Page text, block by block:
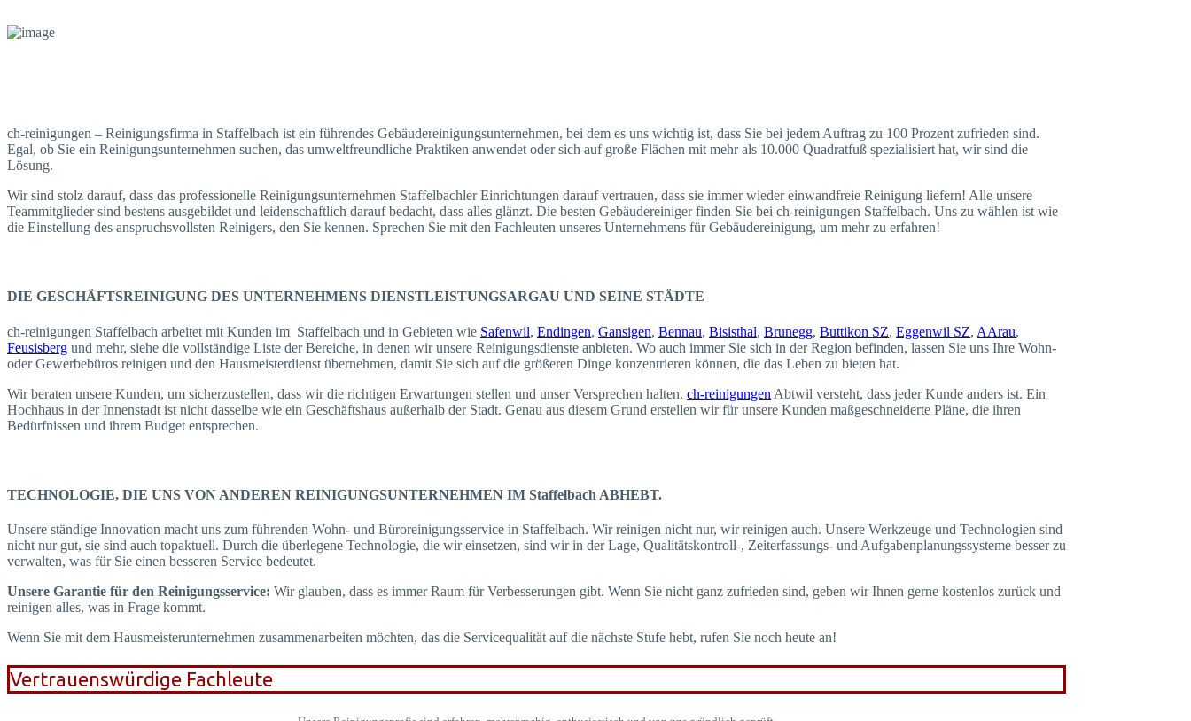
ch-reinigungen – Reinigungsfirma in Staffelbach ist ein führendes Gebäudereinigungsunternehmen, bei dem es uns wichtig ist, dass Sie bei jedem Auftrag zu 100 Prozent zufrieden sind.
Egal, ob Sie ein Reinigungsunternehmen suchen, das umweltfreundliche Praktiken anwendet oder sich auf große Flächen mit mehr als 10.000 Quadratfuß spezialisiert hat, wir sind die
Lösung.
Wir sind stolz darauf, dass das professionelle Reinigungsunternehmen Staffelbachler Einrichtungen darauf vertrauen, dass sie immer wieder einwandfreie Reinigung liefern! Alle unsere
Teammitglieder sind bestens ausgebildet und leidenschaftlich darauf bedacht, dass alles glänzt. Die besten Gebäudereiniger finden Sie bei ch-reinigungen Staffelbach. Uns zu wählen ist wie
die Einstellung des anspruchsvollsten Reinigers, den Sie kennen. Sprechen Sie mit den Fachleuten unseres Unternehmens für Gebäudereinigung, um mehr zu erfahren!
DIE GESCHÄFTSREINIGUNG DES UNTERNEHMENS DIENSTLEISTUNGSARGAU UND SEINE STÄDTE
ch-reinigungen Staffelbach arbeitet mit Kunden im Staffelbach und in Gebieten wie Safenwil, Endingen, Gansigen, Bennau, Bisisthal, Brunegg, Buttikon SZ, Eggenwil SZ, AArau,
Feusisberg und mehr, siehe die vollständige Liste der Bereiche, in denen wir unsere Reinigungsdienste anbieten. Wo auch immer Sie sich in der Region befinden, lassen Sie uns Ihre Wohn-
oder Gewerbebüros reinigen und den Hausmeisterdienst übernehmen, damit Sie sich auf die größeren Dinge konzentrieren können, die das Leben zu bieten hat.
Wir beraten unsere Kunden, um sicherzustellen, dass wir die richtigen Erwartungen stellen und unser Versprechen halten. ch-reinigungen Abtwil versteht, dass jeder Kunde anders ist. Ein
Hochhaus in der Innenstadt ist nicht dasselbe wie ein Geschäftshaus außerhalb der Stadt. Genau aus diesem Grund erstellen wir für unsere Kunden maßgeschneiderte Pläne, die ihren
Bedürfnissen und ihrem Budget entsprechen.
TECHNOLOGIE, DIE UNS VON ANDEREN REINIGUNGSUNTERNEHMEN IM Staffelbach ABHEBT.
Unsere ständige Innovation macht uns zum führenden Wohn- und Büroreinigungsservice in Staffelbach. Wir reinigen nicht nur, wir reinigen auch. Unsere Werkzeuge und Technologien sind
nicht nur gut, sie sind auch topaktuell. Durch die überlegene Technologie, die wir einsetzen, sind wir in der Lage, Qualitätskontroll-, Zeiterfassungs- und Aufgabenplanungssysteme besser zu
verwalten, was für Sie einen besseren Service bedeutet.
Unsere Garantie für den Reinigungsservice: Wir glauben, dass es immer Raum für Verbesserungen gibt. Wenn Sie nicht ganz zufrieden sind, geben wir Ihnen gerne kostenlos zurück und
reinigen alles, was in Frage kommt.
Wenn Sie mit dem Hausmeisterunternehmen zusammenarbeiten möchten, das die Servicequalität auf die nächste Stufe hebt, rufen Sie noch heute an!
Vertrauenswürdige Fachleute